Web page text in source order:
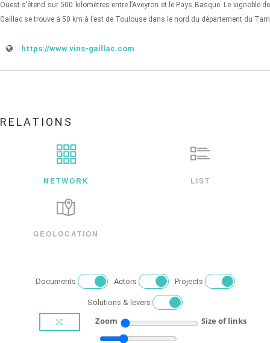
Ouest s’étend sur 500 kilomètres entre l’Aveyron et le Pays Basque. Le vignoble de
Gaillac se trouve à 50 km à l’est de Toulouse dans le nord du département du Tarn
https://www.vins-gaillac.com
RELATIONS
NETWORK LIST
GEOLOCATION
Documents Actors Projects
Solutions & levers
Zoom Size of links